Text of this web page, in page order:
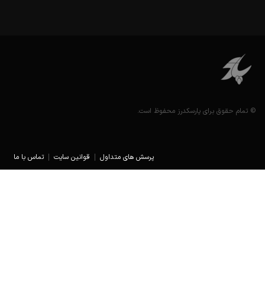
برای پارسکدرز محفوظ است.
پرسش های متداول قوانین سایت تماس با ما